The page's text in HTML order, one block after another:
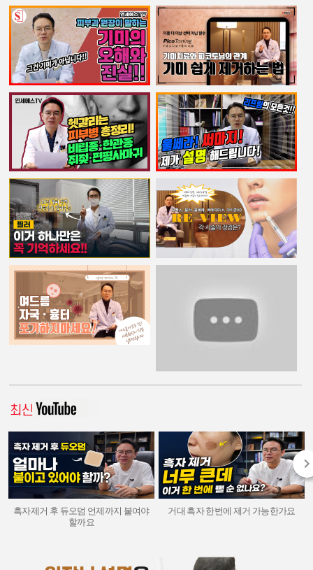
흑자제거 후 듀오덤 언제까지 붙여야
할까요
거대 흑자 한번에 제거 가능한가요